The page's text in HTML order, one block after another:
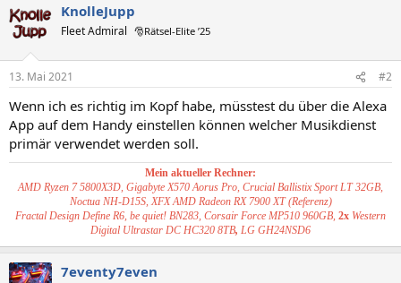
KnolleJupp
Fleet Admiral 🎅Rätsel-Elite ’25
13. Mai 2021 #2
Wenn ich es richtig im Kopf habe, müsstest du über die Alexa
App auf dem Handy einstellen können welcher Musikdienst
primär verwendet werden soll.
Mein aktueller Rechner:
AMD Ryzen 7 5800X3D, Gigabyte X570 Aorus Pro, Crucial Ballistix Sport LT 32GB,
Noctua NH-D15S, XFX AMD Radeon RX 7900 XT (Referenz)
Fractal Design Define R6, be quiet! BN283, Corsair Force MP510 960GB, 2x Western
Digital Ultrastar DC HC320 8TB, LG GH24NSD6
7eventy7even